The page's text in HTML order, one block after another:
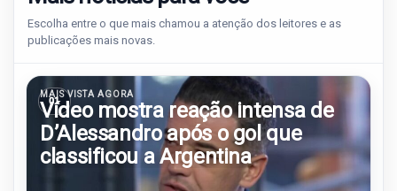
Escolha entre o que mais chamou a atenção dos leitores e as
publicações mais novas.
01
MAIS VISTA AGORA
Vídeo mostra reação intensa de
D’Alessandro após o gol que
classificou a Argentina